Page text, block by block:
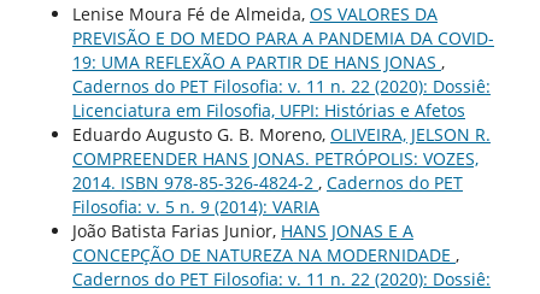
Lenise Moura Fé de Almeida, OS VALORES DA
PREVISÃO E DO MEDO PARA A PANDEMIA DA COVID-
19: UMA REFLEXÃO A PARTIR DE HANS JONAS ,
Cadernos do PET Filosofia: v. 11 n. 22 (2020): Dossiê:
Licenciatura em Filosofia, UFPI: Histórias e Afetos
Eduardo Augusto G. B. Moreno, OLIVEIRA, JELSON R.
COMPREENDER HANS JONAS. PETRÓPOLIS: VOZES,
2014. ISBN 978-85-326-4824-2 , Cadernos do PET
Filosofia: v. 5 n. 9 (2014): VARIA
João Batista Farias Junior, HANS JONAS E A
CONCEPÇÃO DE NATUREZA NA MODERNIDADE ,
Cadernos do PET Filosofia: v. 11 n. 22 (2020): Dossiê: